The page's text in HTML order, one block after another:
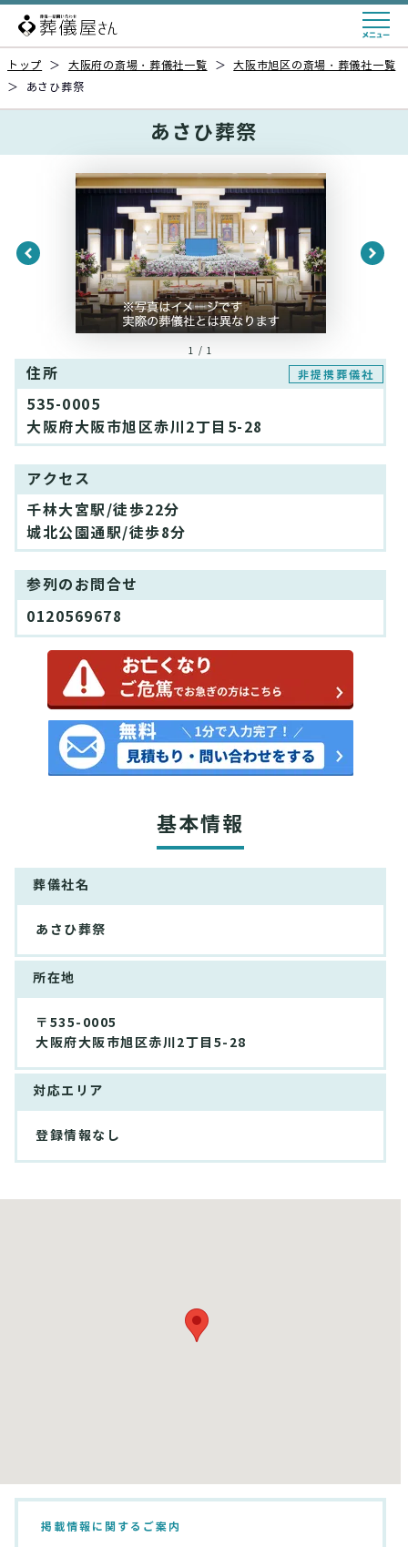
トップ ＞ 大阪府の斎場・葬儀社一覧 ＞
大阪市旭区の斎場・葬儀社一覧
＞
あさひ葬祭
あさひ葬祭
1 / 1
住所 非提携葬儀社
535-0005
大阪府大阪市旭区赤川2丁目5-28
アクセス
千林大宮駅/徒歩22分
城北公園通駅/徒歩8分
参列のお問合せ
0120569678
基本情報
葬儀社名
あさひ葬祭
所在地
〒535-0005
大阪府大阪市旭区赤川2丁目5-28
対応エリア
登録情報なし
掲載情報に関するご案内